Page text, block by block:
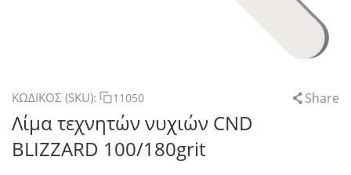
ΚΩΔΙΚΟΣ (SKU): 11050 Share
Λίμα τεχνητών νυχιών CND
BLIZZARD 100/180grit